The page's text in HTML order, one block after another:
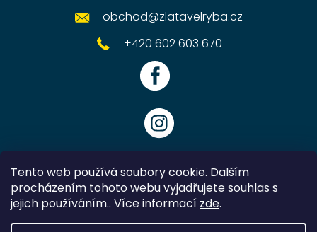
Tento web používá soubory cookie. Dalším
procházením tohoto webu vyjadřujete souhlas s
jejich používáním.. Více informací zde.
obchod@zlatavelryba.cz
+420 602 603 670